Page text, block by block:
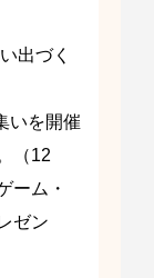
出づく
いを開催
（12
ーム・
ゼン